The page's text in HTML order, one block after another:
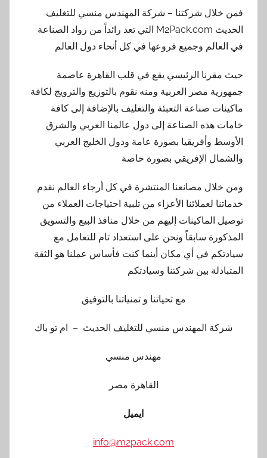
فمن خلال شركتنا – شركة المهندس منسي للتغليف
الحديث M2Pack.com التي تعد رائداً من رواد الصناعة
في العالم وجميع فروعها في كل أنحاء دول العالم
حيث مقرنا الرئيسي يقع في قلب القاهرة عاصمة
جمهورية مصر العربية ومنه نقوم بالتوزيع والترويج لكافة
ماكينات صناعة التعبئة والتغليف بالإضافة إلى كافة
خامات هذه الصناعة إلى دول عالمنا العربي والشرق
الأوسط وأفريقيا بصورة عامة ودول الخليج العربي
والشمال الإفريقي بصورة خاصة
ومن خلال مصانعنا المنتشرة في كل أرجاء العالم نقدم
خدماتنا لعملائنا الأعزاء من تلبية احتياجات العملاء من
توصيل الماكينات إليهم من خلال منافذ البيع والتسويق
المذكورة سابقاً ونحن على استعداد تام للتعامل مع
سيادتكم في أي مكان أينما كنت فأساس عملنا هو الثقة
المتبادلة بين شركتنا وسيادتكم
مع تحياتنا و تمنياتنا بالتوفيق
شركة المهندس منسي للتغليف الحديث – ام تو باك
مهندس منسي
القاهرة مصر
ايميل
info@m2pack.com